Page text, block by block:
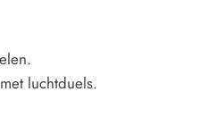
luchtduels.